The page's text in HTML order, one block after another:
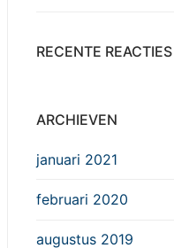
RECENTE REACTIES
ARCHIEVEN
januari 2021
februari 2020
augustus 2019